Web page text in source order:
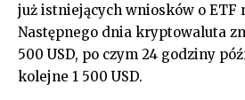
już istniejących wniosków o ETF
Następnego dnia kryptowaluta
500 USD, po czym 24 godziny
kolejne 1 500 USD.